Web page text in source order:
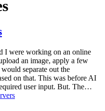
I were working on an online
an image, apply a few
separate out the
on that. This was before AI
user input. But. The…